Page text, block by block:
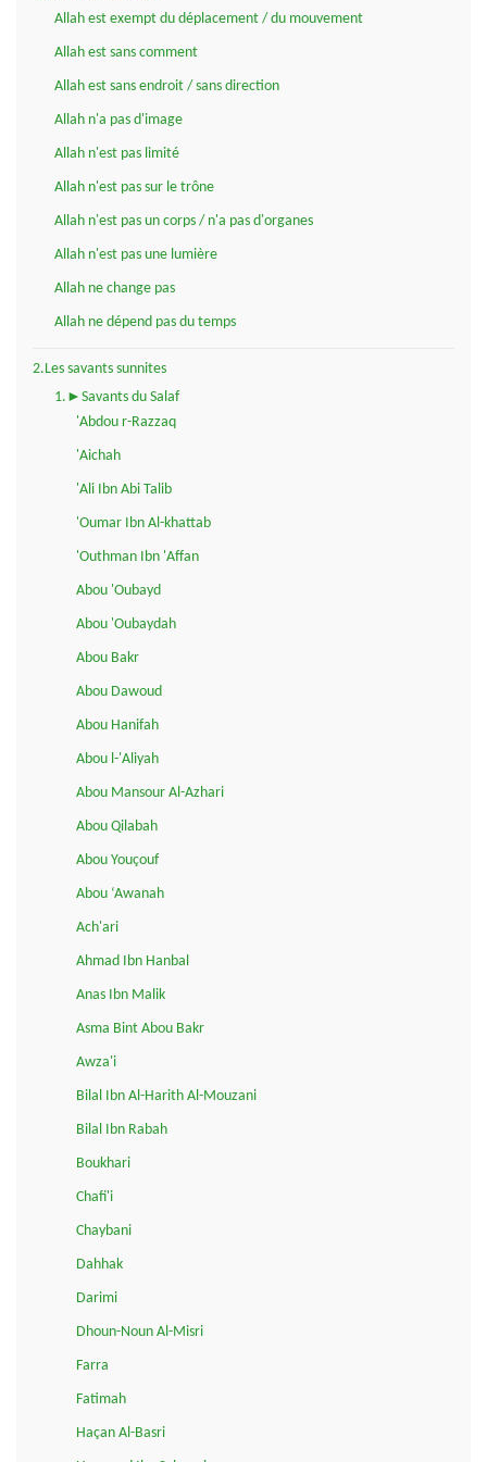
Allah est exempt du déplacement / du mouvement
Allah est sans comment
Allah est sans endroit / sans direction
Allah n'a pas d'image
Allah n'est pas limité
Allah n'est pas sur le trône
Allah n'est pas un corps / n'a pas d'organes
Allah n'est pas une lumière
Allah ne change pas
Allah ne dépend pas du temps
2.Les savants sunnites
1.►Savants du Salaf
'Abdou r-Razzaq
'Aichah
'Ali Ibn Abi Talib
'Oumar Ibn Al-khattab
'Outhman Ibn 'Affan
Abou 'Oubayd
Abou 'Oubaydah
Abou Bakr
Abou Dawoud
Abou Hanifah
Abou l-'Aliyah
Abou Mansour Al-Azhari
Abou Qilabah
Abou Youçouf
Abou ‘Awanah
Ach'ari
Ahmad Ibn Hanbal
Anas Ibn Malik
Asma Bint Abou Bakr
Awza'i
Bilal Ibn Al-Harith Al-Mouzani
Bilal Ibn Rabah
Boukhari
Chafi'i
Chaybani
Dahhak
Darimi
Dhoun-Noun Al-Misri
Farra
Fatimah
Haçan Al-Basri